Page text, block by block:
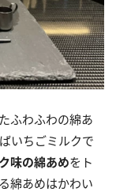
ふわふわの綿あ
いちごミルクで
味の綿あめをト
綿あめはかわい